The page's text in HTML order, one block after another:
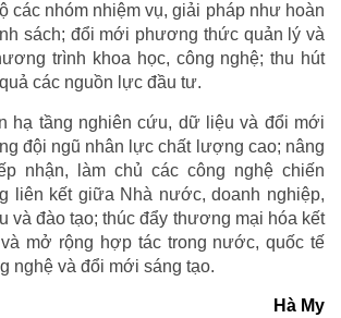
các nhóm nhiệm vụ, giải pháp như hoàn
sách; đổi mới phương thức quản lý và
trình khoa học, công nghệ; thu hút
các nguồn lực đầu tư.
hạ tầng nghiên cứu, dữ liệu và đổi mới
đội ngũ nhân lực chất lượng cao; nâng
nhận, làm chủ các công nghệ chiến
liên kết giữa Nhà nước, doanh nghiệp,
và đào tạo; thúc đẩy thương mại hóa kết
mở rộng hợp tác trong nước, quốc tế
nghệ và đổi mới sáng tạo.
Hà My